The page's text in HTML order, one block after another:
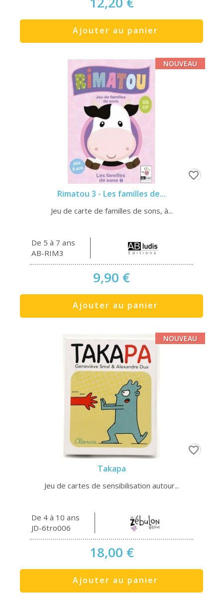
Ajouter au panier
Rimatou 3 - Les familles de...
Jeu de carte de familles de sons, à...
De 5 à 7 ans
AB-RIM3
9,90 €
Ajouter au panier
NOUVEAU
favorite_border
Takapa
Jeu de cartes de sensibilisation autour...
De 4 à 10 ans
JD-6tro006
18,00 €
Ajouter au panier
NOUVEAU
favorite_border